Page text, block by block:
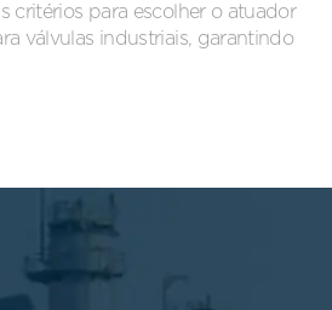
critérios para escolher o atuador
válvulas industriais, garantindo